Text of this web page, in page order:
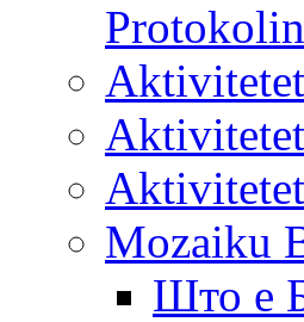
Mozaiku
Што е